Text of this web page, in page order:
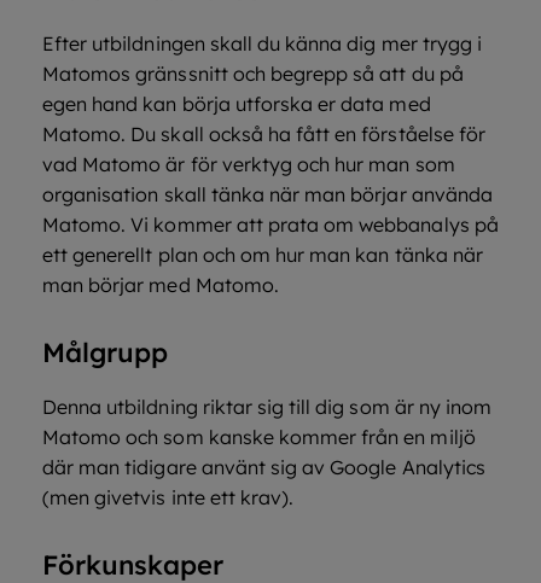
Efter utbildningen skall du känna dig mer trygg i
Matomos gränssnitt och begrepp så att du på
egen hand kan börja utforska er data med
Matomo. Du skall också ha fått en förståelse för
vad Matomo är för verktyg och hur man som
organisation skall tänka när man börjar använda
Matomo. Vi kommer att prata om webbanalys på
ett generellt plan och om hur man kan tänka när
man börjar med Matomo.
Målgrupp
Denna utbildning riktar sig till dig som är ny inom
Matomo och som kanske kommer från en miljö
där man tidigare använt sig av Google Analytics
(men givetvis inte ett krav).
Förkunskaper